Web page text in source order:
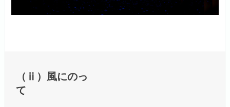
（ⅱ）風にのっ
て